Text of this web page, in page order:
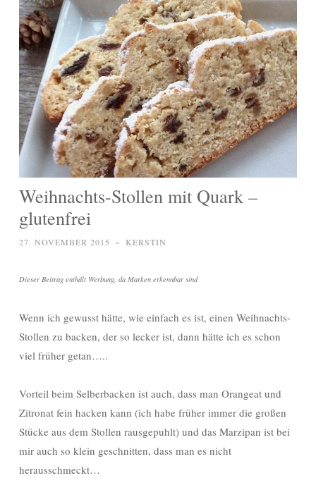
Weihnachts-Stollen mit Quark –
glutenfrei
27. NOVEMBER 2015 ~ KERSTIN
Dieser Beitrag enthält Werbung, da Marken erkennbar sind
Wenn ich gewusst hätte, wie einfach es ist, einen Weihnachts-
Stollen zu backen, der so lecker ist, dann hätte ich es schon
viel früher getan…..
Vorteil beim Selberbacken ist auch, dass man Orangeat und
Zitronat fein hacken kann (ich habe früher immer die großen
Stücke aus dem Stollen rausgepuhlt) und das Marzipan ist bei
mir auch so klein geschnitten, dass man es nicht
herausschmeckt…